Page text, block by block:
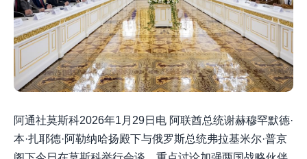
阿通社莫斯科2026年1月29日电 阿联酋总统谢赫穆罕默德·
本·扎耶德·阿勒纳哈扬殿下与俄罗斯总统弗拉基米尔·普京